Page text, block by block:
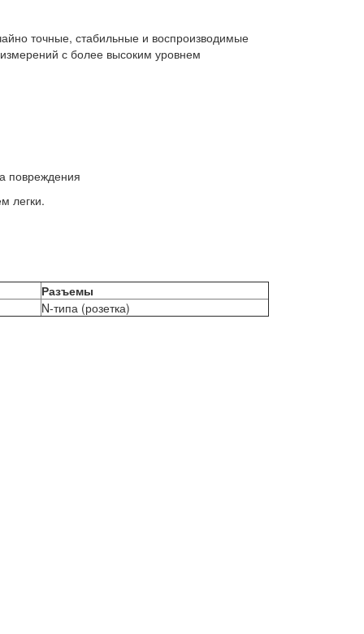
точные, стабильные и воспроизводимые
с более высоким уровнем
повреждения
легки.
Разъемы
N-типа (розетка)